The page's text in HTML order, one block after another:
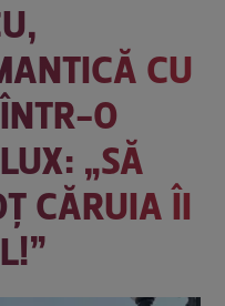
CU
O
„SĂ
CĂRUIA ÎI